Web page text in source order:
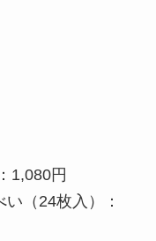
1,080円
（24枚入）：